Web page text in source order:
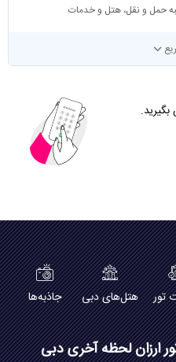
حمل و نقل، هتل و خدمات
بگیرید.
تور هتل‌های دبی جاذبه‌ها
ارزان لحظه آخری دبی